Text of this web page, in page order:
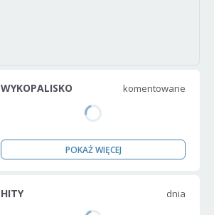
WYKOPALISKO komentowane
POKAŻ WIĘCEJ
HITY dnia